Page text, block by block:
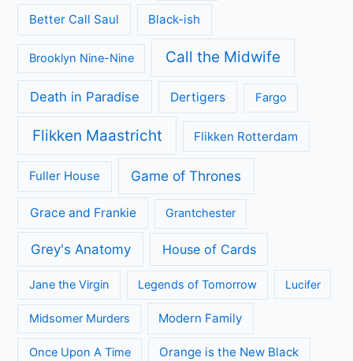
Better Call Saul Black-ish
Brooklyn Nine-Nine Call the Midwife
Death in Paradise Dertigers Fargo
Flikken Maastricht Flikken Rotterdam
Fuller House Game of Thrones
Grace and Frankie Grantchester
Grey's Anatomy House of Cards
Jane the Virgin Legends of Tomorrow Lucifer
Midsomer Murders Modern Family
Once Upon A Time Orange is the New Black